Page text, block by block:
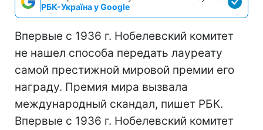
РБК-Україна у Google
Впервые с 1936 г. Нобелевский комитет
не нашел способа передать лауреату
самой престижной мировой премии его
награду. Премия мира вызвала
международный скандал, пишет РБК.
Впервые с 1936 г. Нобелевский комитет